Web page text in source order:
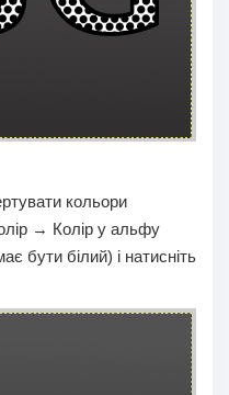
кольори
→ Колір у альфу
бути білий) і натисніть